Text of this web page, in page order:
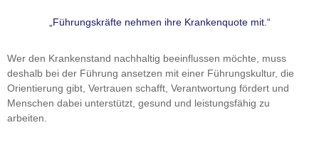
„Führungskräfte nehmen ihre Krankenquote mit.“
Wer den Krankenstand nachhaltig beeinflussen möchte, muss
deshalb bei der Führung ansetzen mit einer Führungskultur, die
Orientierung gibt, Vertrauen schafft, Verantwortung fördert und
Menschen dabei unterstützt, gesund und leistungsfähig zu
arbeiten.